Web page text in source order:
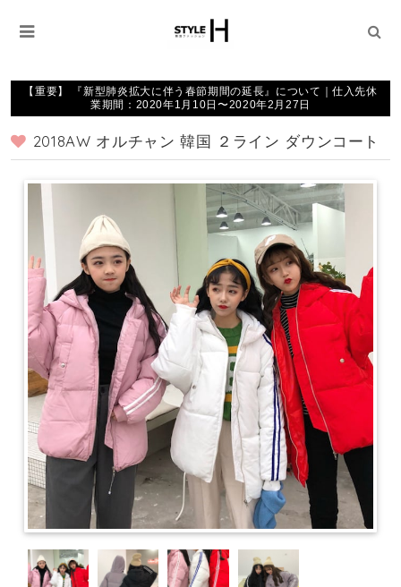
【重要】 『新型肺炎拡大に伴う春節期間の延長』について｜仕入先休
業期間：2020年1月10日〜2020年2月27日
2018AW オルチャン 韓国 ２ライン ダウンコート